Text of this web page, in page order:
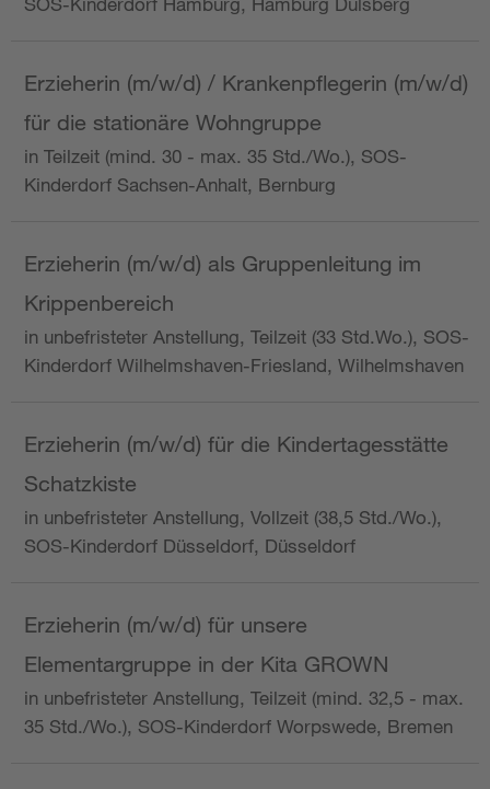
Erzieherin (m/w/d) / Krankenpflegerin (m/w/d)
für die stationäre Wohngruppe
in Teilzeit (mind. 30 - max. 35 Std./Wo.), SOS-
Kinderdorf Sachsen-Anhalt, Bernburg
Erzieherin (m/w/d) als Gruppenleitung im
Krippenbereich
in unbefristeter Anstellung, Teilzeit (33 Std.Wo.), SOS-
Kinderdorf Wilhelmshaven-Friesland, Wilhelmshaven
Erzieherin (m/w/d) für die Kindertagesstätte
Schatzkiste
in unbefristeter Anstellung, Vollzeit (38,5 Std./Wo.),
SOS-Kinderdorf Düsseldorf, Düsseldorf
Erzieherin (m/w/d) für unsere
Elementargruppe in der Kita GROWN
in unbefristeter Anstellung, Teilzeit (mind. 32,5 - max.
35 Std./Wo.), SOS-Kinderdorf Worpswede, Bremen